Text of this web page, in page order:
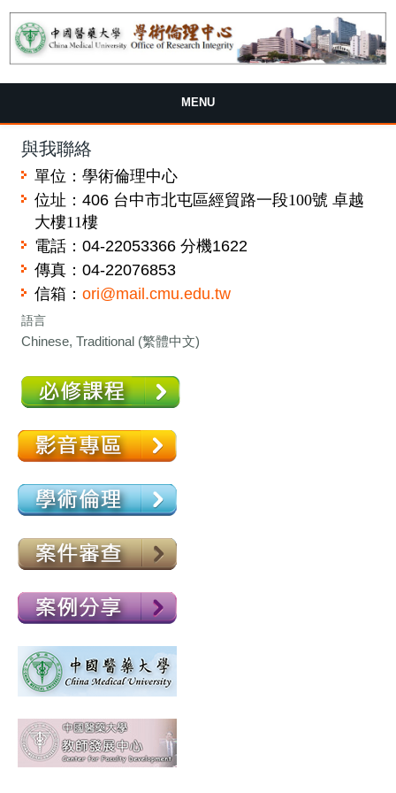
MENU
與我聯絡
單位：學術倫理中心
位址：406 台中市北屯區經貿路一段100號 卓越
大樓11樓
電話：04-22053366 分機1622
傳真：04-22076853
信箱：ori@mail.cmu.edu.tw
語言
Chinese, Traditional (繁體中文)